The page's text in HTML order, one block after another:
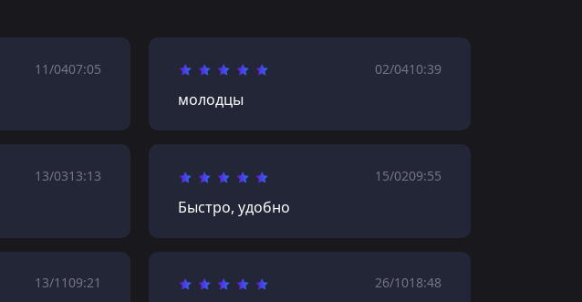
11/0407:05 02/0410:39
молодцы
13/0313:13 15/0209:55
Быстро, удобно
13/1109:21 26/1018:48